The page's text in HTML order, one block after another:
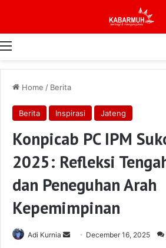
Menu
Home / Berita
Berita Inspirasi Jateng
Konpicab PC IPM
2025: Refleksi
dan Peneguhan Arah
Kepemimpinan
Adi Kurnia
Send December 16, 2025